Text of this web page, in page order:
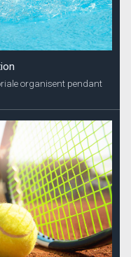
organisent pendant